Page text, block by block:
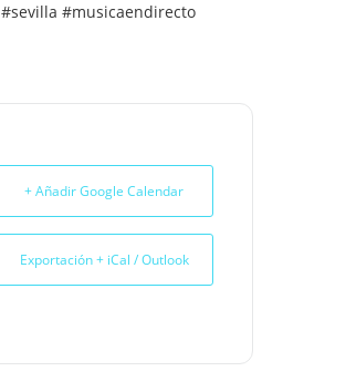
#sevilla #musicaendirecto
+ Añadir Google Calendar
Exportación + iCal / Outlook